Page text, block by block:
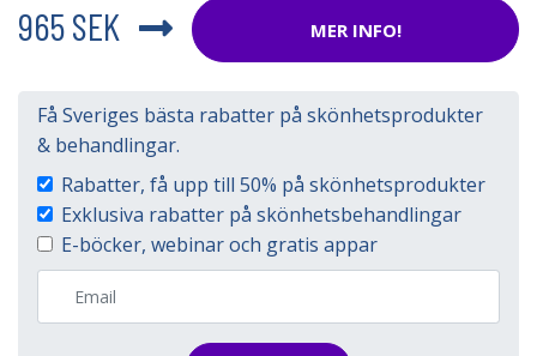
965 SEK
MER INFO!
Få Sveriges bästa rabatter på skönhetsprodukter
& behandlingar.
Rabatter, få upp till 50% på skönhetsprodukter
Exklusiva rabatter på skönhetsbehandlingar
E-böcker, webinar och gratis appar